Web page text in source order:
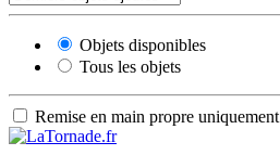
Objets disponibles
Tous les objets
Remise en main propre uniquement